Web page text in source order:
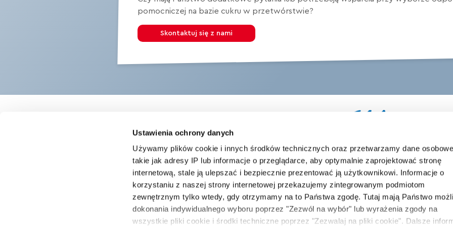
Ustawienia ochrony danych
Używamy plików cookie i innych środków technicznych oraz przetwarzamy dane
takie jak adresy IP lub informacje o przeglądarce, aby optymalnie zaprojektować stronę
internetową, stale ją ulepszać i bezpiecznie prezentować ją użytkownikowi. Informacje o
korzystaniu z naszej strony internetowej przekazujemy zintegrowanym podmiotom
zewnętrznym tylko wtedy, gdy otrzymamy na to Państwa zgodę. Tutaj mają Państwo
dokonania indywidualnego wyboru poprzez "Zezwól na wybór" lub wyrażenia zgody na
wszystkie pliki cookie i środki techniczne poprzez "Zezwalaj na pliki cookie". Dalsze
pomocniczej na bazie cukru w przetwórstwie?
Skontaktuj się z nami
Wyszukiwarka rozwiązań
Do Pobrania / Certyfikaty
Wyszukiwarka produktów
Zapisz się do naszego newslettera